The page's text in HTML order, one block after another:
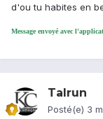
d'ou tu habites en
Message envoyé avec
Talrun
Posté(e) 3